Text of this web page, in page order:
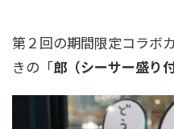
第２回の期間限定コラボ
きの「郎（シーサー盛り付